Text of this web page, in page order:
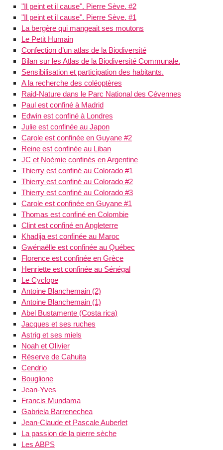
"Il peint et il cause". Pierre Sève. #2
"Il peint et il cause". Pierre Sève. #1
La bergère qui mangeait ses moutons
Le Petit Humain
Confection d’un atlas de la Biodiversité
Bilan sur les Atlas de la Biodiversité Communale.
Sensibilisation et participation des habitants.
A la recherche des coléoptères
Raid-Nature dans le Parc National des Cévennes
Paul est confiné à Madrid
Edwin est confiné à Londres
Julie est confinée au Japon
Carole est confinée en Guyane #2
Reine est confinée au Liban
JC et Noémie confinés en Argentine
Thierry est confiné au Colorado #1
Thierry est confiné au Colorado #2
Thierry est confiné au Colorado #3
Carole est confinée en Guyane #1
Thomas est confiné en Colombie
Clint est confiné en Angleterre
Khadija est confinée au Maroc
Gwénaëlle est confinée au Québec
Florence est confinée en Grèce
Henriette est confinée au Sénégal
Le Cyclope
Antoine Blanchemain (2)
Antoine Blanchemain (1)
Abel Bustamente (Costa rica)
Jacques et ses ruches
Astrig et ses miels
Noah et Olivier
Réserve de Cahuita
Cendrio
Bouglione
Jean-Yves
Francis Mundama
Gabriela Barrenechea
Jean-Claude et Pascale Auberlet
La passion de la pierre sèche
Les ABPS